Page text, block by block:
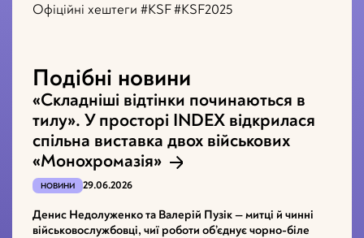
Офіційні хештеги #KSF #KSF2025
Подібні новини
«Складніші відтінки починаються в
тилу». У просторі INDEX відкрилася
спільна виставка двох військових
«Монохромазія»
НОВИНИ 29.06.2026
Денис Недолуженко та Валерій Пузік — митці й чинні
військовослужбовці, чиї роботи об’єднує чорно-біле